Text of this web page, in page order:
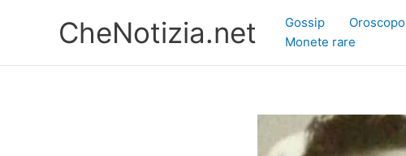
CheNotizia.net Gossip Oroscopo
Monete rare